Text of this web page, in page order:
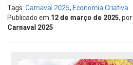
Tags: Carnaval 2025, Economia Criativa
Publicado em 12 de março de 2025, por
Carnaval 2025